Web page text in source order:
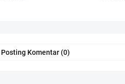
Posting Komentar (0)